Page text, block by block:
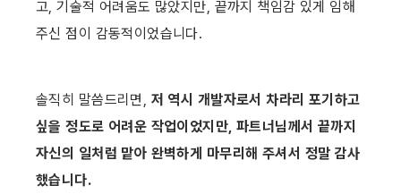
고, 기술적 어려움도 많았지만, 끝까지 책임감 있게 임해
주신 점이 감동적이었습니다.
솔직히 말씀드리면, 저 역시 개발자로서 차라리 포기하고
싶을 정도로 어려운 작업이었지만, 파트너님께서 끝까지
자신의 일처럼 맡아 완벽하게 마무리해 주셔서 정말 감사
했습니다.